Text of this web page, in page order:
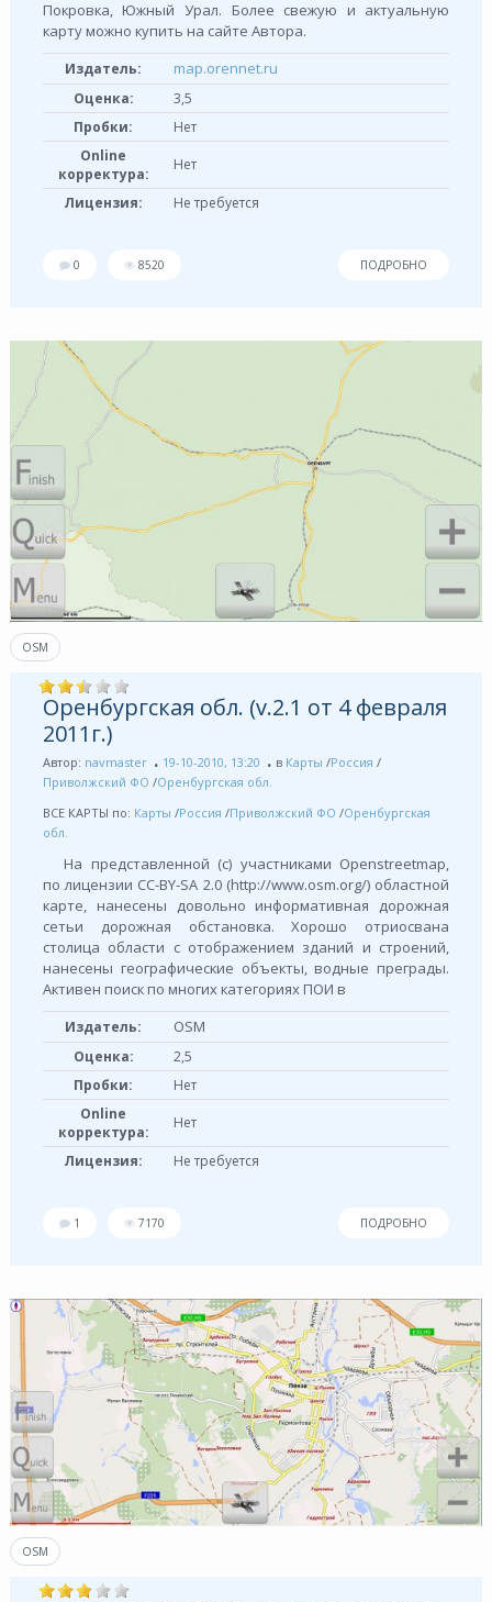
Покровка, Южный Урал. Более свежую и актуальную
карту можно купить на сайте Автора.
Издатель: map.orennet.ru
Оценка:
3,5
Пробки:
Нет
Online
корректура:
Нет
Лицензия: Не требуется
0 8520 ПОДРОБНО
OSM
Оренбургская обл. (v.2.1 от 4 февраля
2011г.)
Автор: navmaster 19-10-2010, 13:20 в Карты /Россия /
Приволжский ФО /Оренбургская обл.
ВСЕ КАРТЫ по: Карты /Россия /Приволжский ФО /Оренбургская
обл.
На представленной (с) участниками Openstreetmap,
по лицензии СС-BY-SA 2.0 (http://www.osm.org/) областной
карте, нанесены довольно информативная дорожная
сетьи дорожная обстановка. Хорошо отриосвана
столица области с отображением зданий и строений,
нанесены географические объекты, водные преграды.
Активен поиск по многих категориях ПОИ в
Издатель: OSM
Оценка:
2,5
Пробки:
Нет
Online
корректура:
Нет
Лицензия: Не требуется
1 7170 ПОДРОБНО
OSM